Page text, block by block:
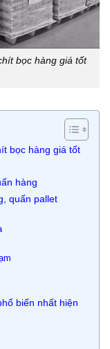
bọc hàng giá tốt
bọc hàng giá tốt
hàng
quấn pallet
biến nhất hiện